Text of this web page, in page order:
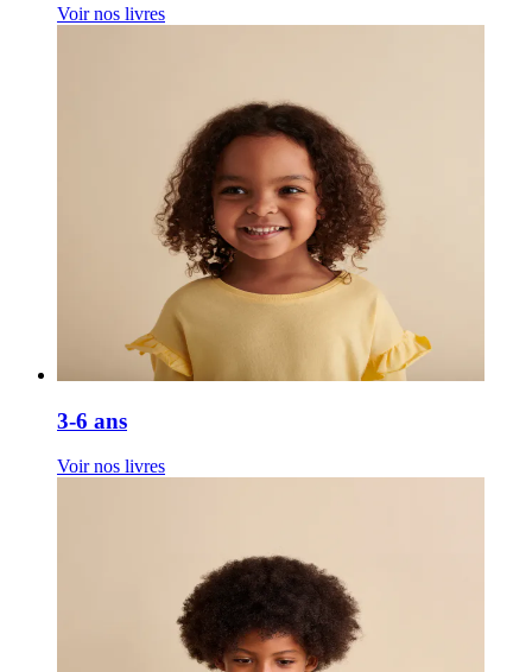
Voir nos livres
3-6 ans
Voir nos livres